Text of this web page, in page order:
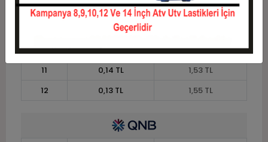
8
0,18 TL
1,46 TL
0,17 TL
10
0,15 TL
1,51 TL
11
0,14 TL
1,53 TL
12
0,13 TL 1,55 TL